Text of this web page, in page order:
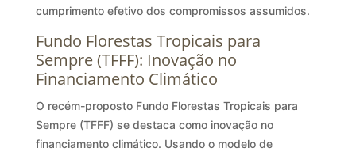
cumprimento efetivo dos compromissos assumidos.
Fundo Florestas Tropicais para
Sempre (TFFF): Inovação no
Financiamento Climático
O recém-proposto Fundo Florestas Tropicais para
Sempre (TFFF) se destaca como inovação no
financiamento climático. Usando o modelo de